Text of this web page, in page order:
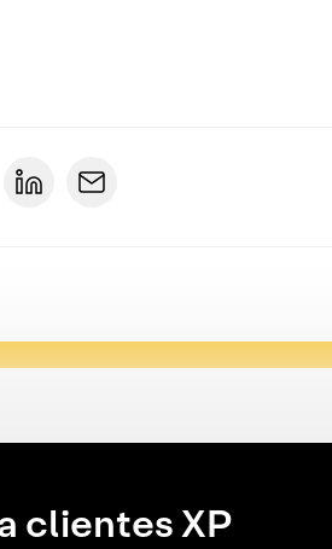
clientes XP